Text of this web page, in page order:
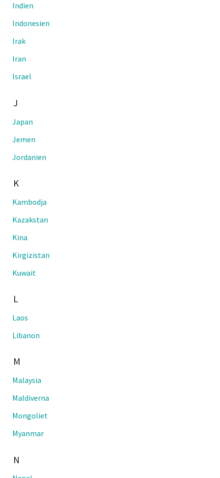
Indien
Indonesien
Irak
Iran
Israel
J
Japan
Jemen
Jordanien
K
Kambodja
Kazakstan
Kina
Kirgizistan
Kuwait
L
Laos
Libanon
M
Malaysia
Maldiverna
Mongoliet
Myanmar
N